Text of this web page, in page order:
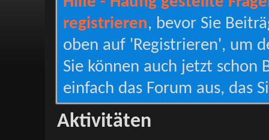
registrieren, bevor Sie
oben auf 'Registrieren', um
Sie können auch jetzt schon
einfach das Forum aus, das
Aktivitäten